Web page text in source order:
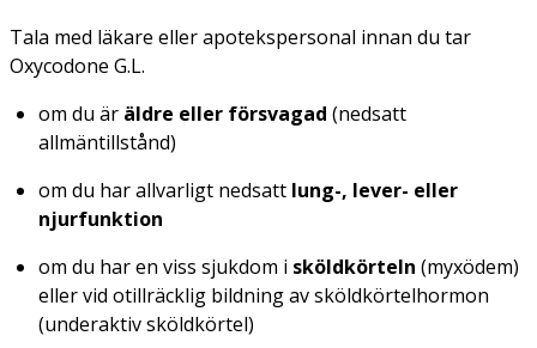
Tala med läkare eller apotekspersonal innan du tar
Oxycodone G.L.
om du är äldre eller försvagad (nedsatt
allmäntillstånd)
om du har allvarligt nedsatt lung-, lever- eller
njurfunktion
om du har en viss sjukdom i sköldkörteln (myxödem)
eller vid otillräcklig bildning av sköldkörtelhormon
(underaktiv sköldkörtel)